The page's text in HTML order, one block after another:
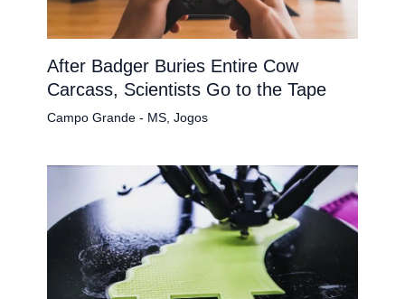
After Badger Buries Entire Cow
Carcass, Scientists Go to the Tape
Campo Grande - MS, Jogos